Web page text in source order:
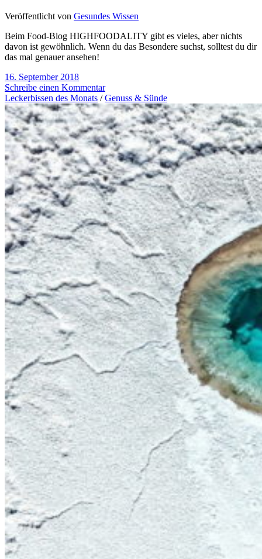
Veröffentlicht von Gesundes Wissen
Beim Food-Blog HIGHFOODALITY gibt es vieles, aber nichts
davon ist gewöhnlich. Wenn du das Besondere suchst, solltest du dir
das mal genauer ansehen!
16. September 2018
Schreibe einen Kommentar
Leckerbissen des Monats /Genuss & Sünde